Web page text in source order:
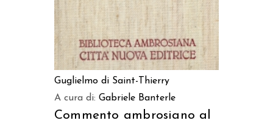
Guglielmo di Saint-Thierry
A cura di: Gabriele Banterle
Commento ambrosiano al